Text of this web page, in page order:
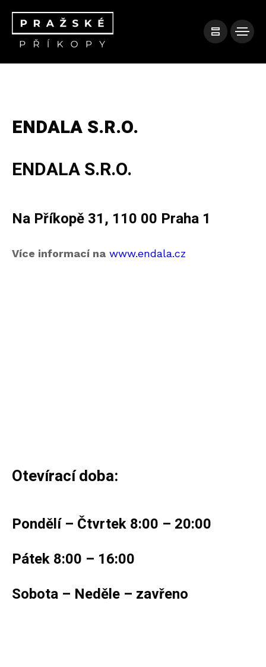
ENDALA S.R.O.
ENDALA S.R.O.
Na Příkopě 31, 110 00 Praha 1
Více informací na www.endala.cz
Otevírací doba:
Pondělí – Čtvrtek 8:00 – 20:00
Pátek 8:00 – 16:00
Sobota – Neděle – zavřeno